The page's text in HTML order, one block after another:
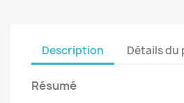
Description Détails
Résumé